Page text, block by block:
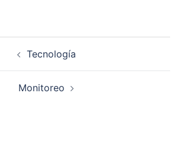
Tecnología
Monitoreo